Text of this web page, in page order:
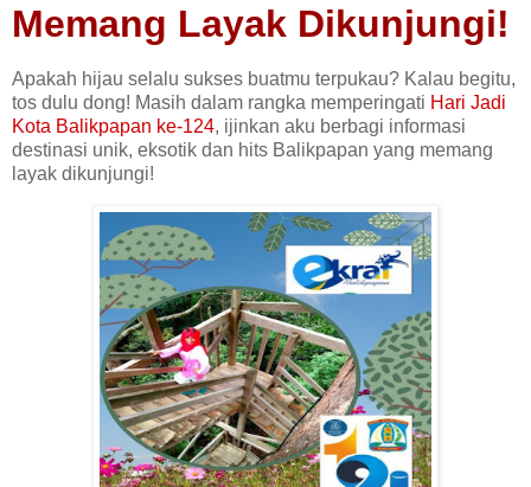
Memang Layak Dikunjungi!
Apakah hijau selalu sukses buatmu terpukau? Kalau begitu,
tos dulu dong! Masih dalam rangka memperingati Hari Jadi
Kota Balikpapan ke-124, ijinkan aku berbagi informasi
destinasi unik, eksotik dan hits Balikpapan yang memang
layak dikunjungi!